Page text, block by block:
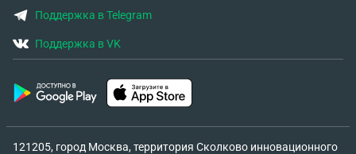
Поддержка в Telegram
Поддержка в VK
121205, город Москва, территория Сколково инновационного